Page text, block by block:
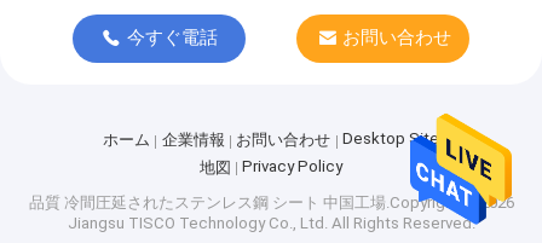
今すぐ電話 お問い合わせ
ホーム 企業情報 お問い合わせ
Desktop Site
地図
Privacy Policy
品質 冷間圧延されたステンレス鋼 シート 中国工場.Copyright © 2026
Jiangsu TISCO Technology Co., Ltd. All Rights Reserved.